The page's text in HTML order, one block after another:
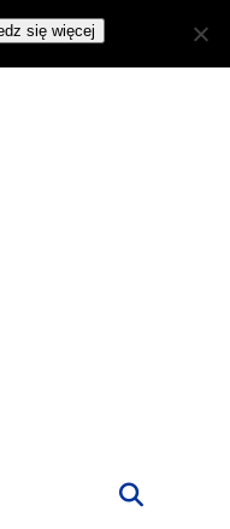
się więcej